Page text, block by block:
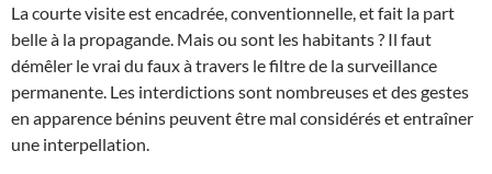
La courte visite est encadrée, conventionnelle, et fait la part
belle à la propagande. Mais ou sont les habitants ? Il faut
démêler le vrai du faux à travers le filtre de la surveillance
permanente. Les interdictions sont nombreuses et des gestes
en apparence bénins peuvent être mal considérés et entraîner
une interpellation.